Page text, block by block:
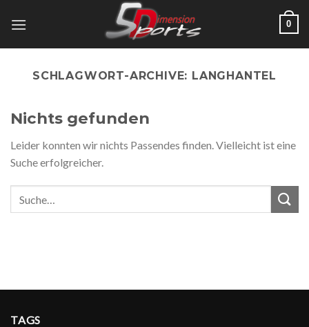
Inhalt
0
SCHLAGWORT-ARCHIVE: LANGHANTEL
Nichts gefunden
Leider konnten wir nichts Passendes finden. Vielleicht ist eine
Suche erfolgreicher.
TAGS